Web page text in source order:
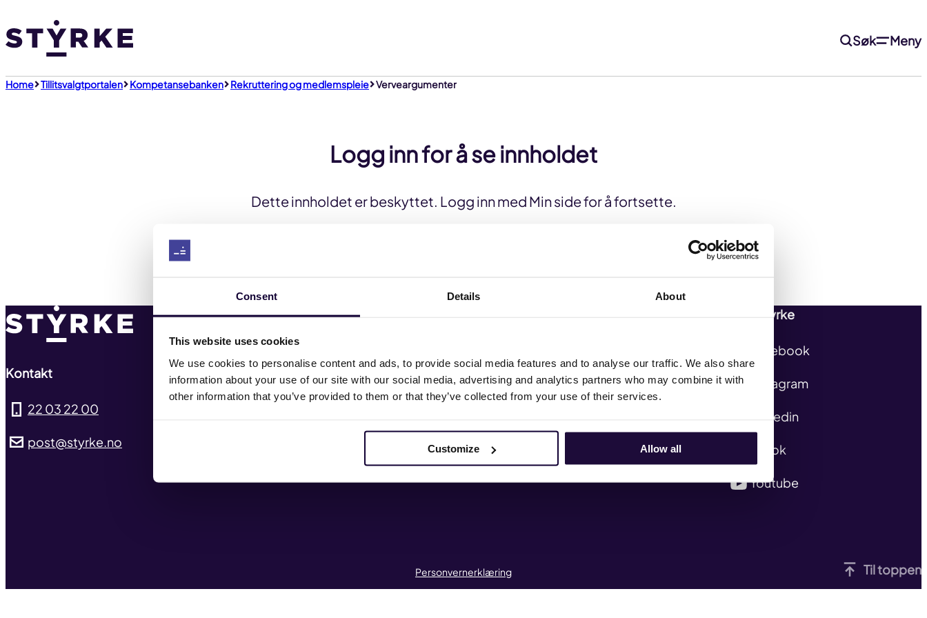
Consent Details About
This website uses cookies
We use cookies to personalise content and ads, to provide social media features and to analyse our traffic. We also share
information about your use of our site with our social media, advertising and analytics partners who may combine it with
other information that you’ve provided to them or that they’ve collected from your use of their services.
Customize Allow all
til
innhold
Søk Meny
Home Tillitsvalgtportalen Kompetansebanken Rekruttering og medlemspleie Verveargumenter
Logg inn for å se innholdet
Dette innholdet er beskyttet. Logg inn med Min side for å fortsette.
Til toppen
Kontakt
22 03 22 00
post@styrke.no
Nyheter
Hva vi mener
Tariffavtaler Kurs og kompetanse
Landsmøtet 2025
Følg Styrke
Facebook
Instagram
Linkedin
TikTok
Youtube
Personvernerklæring